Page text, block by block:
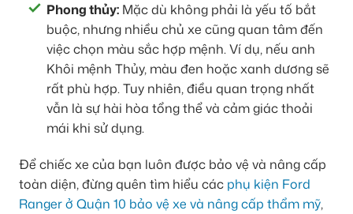
Phong thủy: Mặc dù không phải là yếu tố bắt
buộc, nhưng nhiều chủ xe cũng quan tâm đến
việc chọn màu sắc hợp mệnh. Ví dụ, nếu anh
Khôi mệnh Thủy, màu đen hoặc xanh dương sẽ
rất phù hợp. Tuy nhiên, điều quan trọng nhất
vẫn là sự hài hòa tổng thể và cảm giác thoải
mái khi sử dụng.
Để chiếc xe của bạn luôn được bảo vệ và nâng cấp
toàn diện, đừng quên tìm hiểu các phụ kiện Ford
Ranger ở Quận 10 bảo vệ xe và nâng cấp thẩm mỹ,